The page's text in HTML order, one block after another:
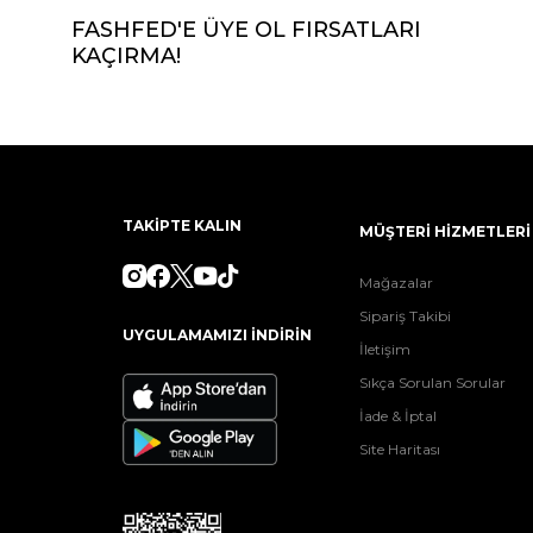
FASHFED'E ÜYE OL FIRSATLARI
KAÇIRMA!
TAKİPTE KALIN
UYGULAMAMIZI İNDİRİN
MÜŞTERİ HİZMETLERİ
Mağazalar
Sipariş Takibi
İletişim
Sıkça Sorulan Sorular
İade & İptal
Site Haritası